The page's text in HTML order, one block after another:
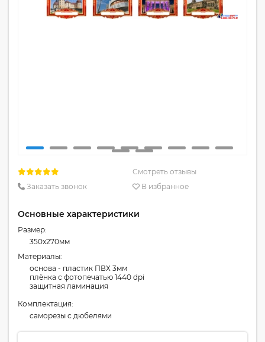
Смотреть отзывы
Заказать звонок
В избранное
Основные характеристики
Размер:
350x270мм
Материалы:
основа - пластик ПВХ 3мм
плёнка с фотопечатью 1440 dpi
защитная ламинация
Комплектация:
cаморезы с дюбелями